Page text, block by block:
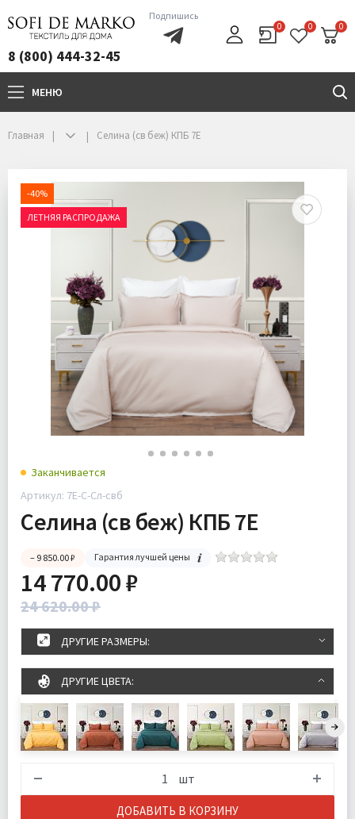
8 (800) 444-32-45
Подпишись
0 0 0
МЕНЮ
Главная Селина (св беж) КПБ 7Е
-40%
ЛЕТНЯЯ РАСПРОДАЖА
Заканчивается
Артикул: 7Е-С-Сл-свб
Селина (св беж) КПБ 7Е
– 9 850.00 ₽ Гарантия лучшей цены
14 770.00 ₽
24 620.00 ₽
ДРУГИЕ РАЗМЕРЫ:
ДРУГИЕ ЦВЕТА:
шт
ДОБАВИТЬ В КОРЗИНУ